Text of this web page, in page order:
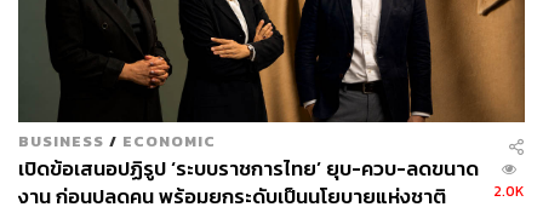
แม้หลายคนไม่ทราบว่าแบรนด์สีฟ้ามีบทบาทอยู่เบื้องหลัง
บริการอาหารของโรงแรมและสายการบิน แต่ SEE FAH
Group ยังรักษาจุดแข็งในคุณภาพอาหาร ความสดใหม่ และ
รสชาติอาหารทุกจาน แม้แต่การส่งอาหารจำนวนมากขึ้น
เครื่องบิน ก็ยังต้องรักษามาตรฐานรสชาติเทียบเท่ากับที่ขาย
หน้าร้าน
BUSINESS / ECONOMIC
เปิดข้อเสนอปฏิรูป ‘ระบบราชการไทย’ ยุบ-ควบ-ลดขนาด
งาน ก่อนปลดคน พร้อมยกระดับเป็นนโยบายแห่งชาติ
2.0K